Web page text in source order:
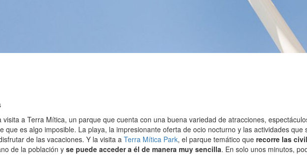
a Terra Mítica, un parque que cuenta con una buena variedad de atracciones,
que es algo imposible. La playa, la impresionante oferta de ocio nocturno y las actividades
de las vacaciones. Y la visita a Terra Mítica Park, el parque temático que recorre las
de la población y se puede acceder a él de manera muy sencilla. En solo unos minutos,